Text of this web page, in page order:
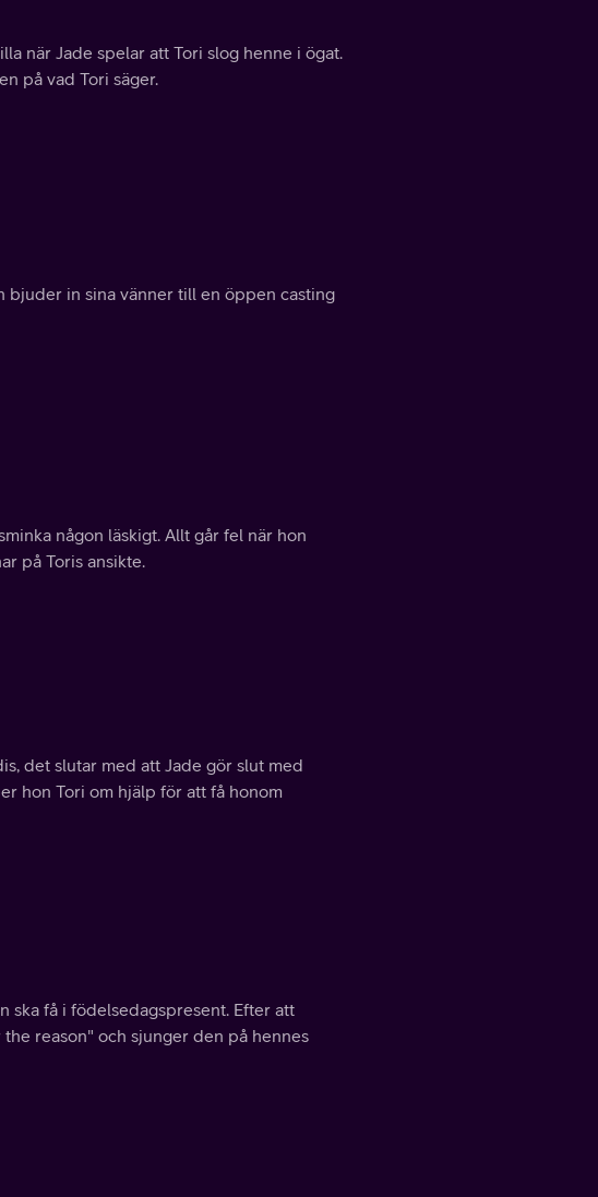
när Jade spelar att Tori slog henne i ögat.
på vad Tori säger.
in sina vänner till en öppen casting
någon läskigt. Allt går fel när hon
på Toris ansikte.
det slutar med att Jade gör slut med
hon Tori om hjälp för att få honom
ska få i födelsedagspresent. Efter att
reason" och sjunger den på hennes